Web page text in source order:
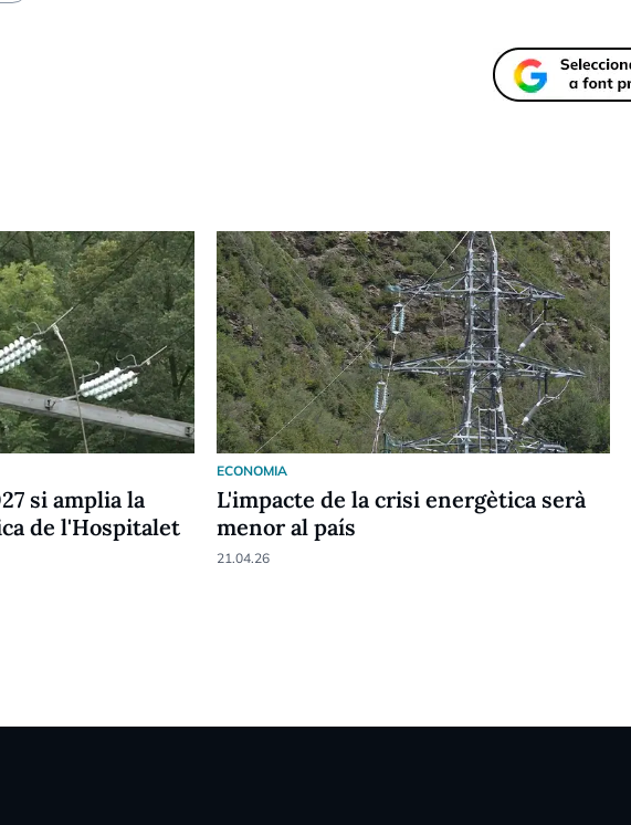
si amplia la
de l'Hospitalet
ECONOMIA
L'impacte de la crisi energètica serà
menor al país
21.04.26